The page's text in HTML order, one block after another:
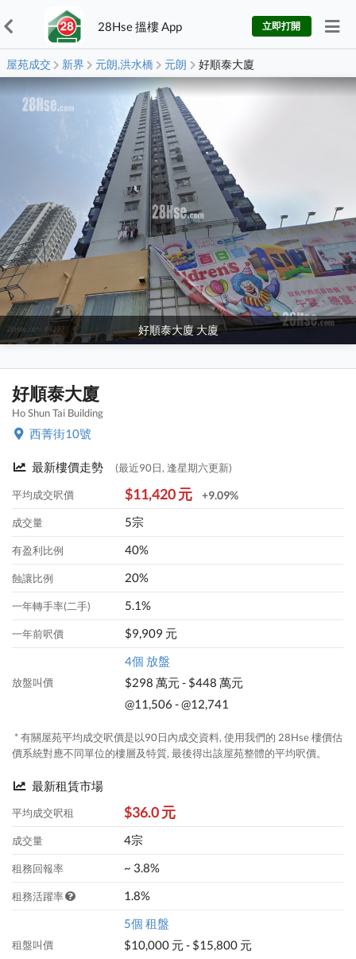
28Hse 搵樓 App 立即打開
屋苑成交 新界 元朗,洪水橋 元朗 好順泰大廈
好順泰大廈 大廈
好順泰大廈
Ho Shun Tai Building
西菁街10號
最新樓價走勢 (最近90日, 逢星期六更新)
平均成交呎價 $11,420 元 +9.09%
成交量 5宗
有盈利比例 40%
蝕讓比例 20%
一年轉手率(二手) 5.1%
一年前呎價 $9,909 元
放盤叫價
4個 放盤
$298 萬元 - $448 萬元
@11,506 - @12,741
* 有關屋苑平均成交呎價是以90日內成交資料, 使用我們的 28Hse 樓價估
價系統對應不同單位的樓層及特質, 最後得出該屋苑整體的平均呎價。
最新租賃市場
平均成交呎租 $36.0 元
成交量 4宗
租務回報率 ~ 3.8%
租務活躍率 1.8%
租盤叫價
5個 租盤
$10,000 元 - $15,800 元